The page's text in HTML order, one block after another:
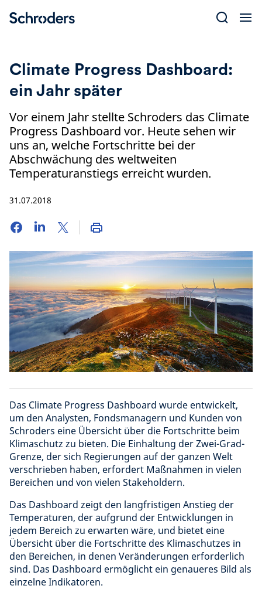
Climate Progress Dashboard:
ein Jahr später
Vor einem Jahr stellte Schroders das Climate
Progress Dashboard vor. Heute sehen wir
uns an, welche Fortschritte bei der
Abschwächung des weltweiten
Temperaturanstiegs erreicht wurden.
31.07.2018
Das Climate Progress Dashboard wurde entwickelt,
um den Analysten, Fondsmanagern und Kunden von
Schroders eine Übersicht über die Fortschritte beim
Klimaschutz zu bieten. Die Einhaltung der Zwei-Grad-
Grenze, der sich Regierungen auf der ganzen Welt
verschrieben haben, erfordert Maßnahmen in vielen
Bereichen und von vielen Stakeholdern.
Das Dashboard zeigt den langfristigen Anstieg der
Temperaturen, der aufgrund der Entwicklungen in
jedem Bereich zu erwarten wäre, und bietet eine
Übersicht über die Fortschritte des Klimaschutzes in
den Bereichen, in denen Veränderungen erforderlich
sind. Das Dashboard ermöglicht ein genaueres Bild als
einzelne Indikatoren.